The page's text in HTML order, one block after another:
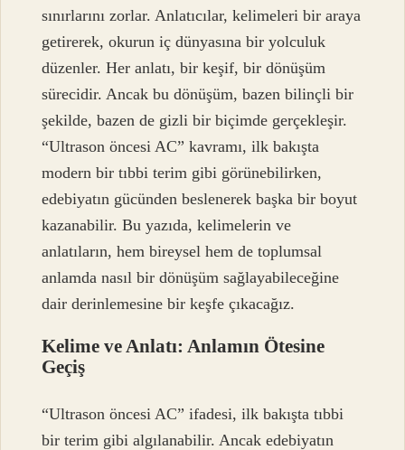
sınırlarını zorlar. Anlatıcılar, kelimeleri bir araya
getirerek, okurun iç dünyasına bir yolculuk
düzenler. Her anlatı, bir keşif, bir dönüşüm
sürecidir. Ancak bu dönüşüm, bazen bilinçli bir
şekilde, bazen de gizli bir biçimde gerçekleşir.
“Ultrason öncesi AC” kavramı, ilk bakışta
modern bir tıbbi terim gibi görünebilirken,
edebiyatın gücünden beslenerek başka bir boyut
kazanabilir. Bu yazıda, kelimelerin ve
anlatıların, hem bireysel hem de toplumsal
anlamda nasıl bir dönüşüm sağlayabileceğine
dair derinlemesine bir keşfe çıkacağız.
Kelime ve Anlatı: Anlamın Ötesine
Geçiş
“Ultrason öncesi AC” ifadesi, ilk bakışta tıbbi
bir terim gibi algılanabilir. Ancak edebiyatın